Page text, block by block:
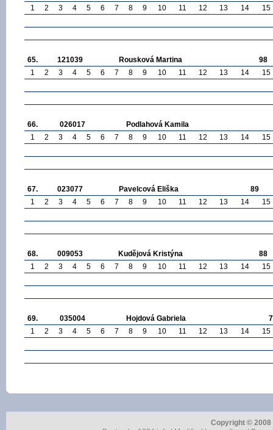
1 2 3 4 5 6 7 8 9 10 11 12 13 14 15
65. 121039 Rousková Martina
98
1
2 3 4 5 6 7 8 9 10 11 12 13 14 15
66. 026017
Podlahová Kamila
1
2 3 4 5 6 7 8 9 10 11 12 13 14 15
67. 023077 Pavelcová Eliška
89
1
2 3 4 5 6 7 8 9 10 11 12 13 14 15
68. 009053 Kudějová Kristýna
88
1
2 3 4 5 6 7 8 9 10 11 12 13 14 15
69. 035004 Hojdová Gabriela
1
2 3 4 5 6 7 8 9 10 11 12 13 14 15
Copyright ©